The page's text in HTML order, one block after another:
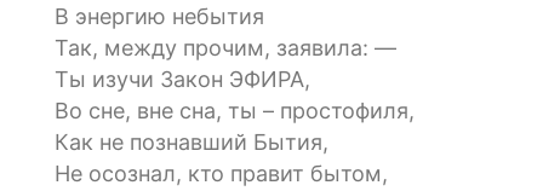
В энергию небытия
Так, между прочим, заявила: —
Ты изучи Закон ЭФИРА,
Во сне, вне сна, ты – простофиля,
Как не познавший Бытия,
Не осознал, кто правит бытом,